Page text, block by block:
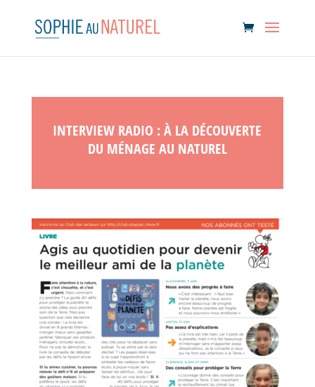
INTERVIEW RADIO : À LA DÉCOUVERTE
DU MÉNAGE AU NATUREL